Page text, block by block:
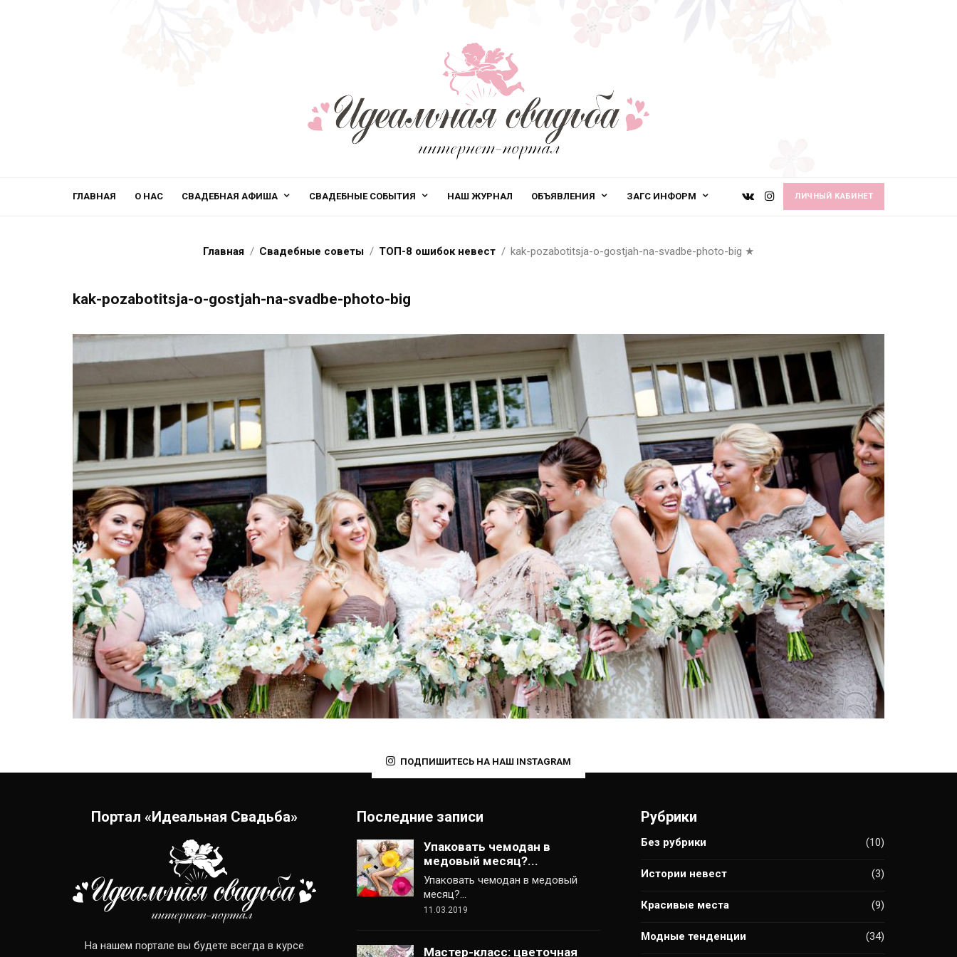
ГЛАВНАЯ О НАС СВАДЕБНАЯ АФИША СВАДЕБНЫЕ СОБЫТИЯ НАШ ЖУРНАЛ ОБЪЯВЛЕНИЯ ЗАГС ИНФОРМ ЛИЧНЫЙ КАБИНЕТ
Главная Свадебные советы ТОП-8 ошибок невест kak-pozabotitsja-o-gostjah-na-svadbe-photo-big ★
kak-pozabotitsja-o-gostjah-na-svadbe-photo-big
ПОДПИШИТЕСЬ НА НАШ INSTAGRAM
Портал «Идеальная Свадьба»
На нашем портале вы будете всегда в курсе
Последние записи
Упаковать чемодан в
медовый месяц?...
Упаковать чемодан в медовый
месяц?…
11.03.2019
Мастер-класс: цветочная
Рубрики
Без рубрики (10)
Истории невест (3)
Красивые места (9)
Модные тенденции (34)